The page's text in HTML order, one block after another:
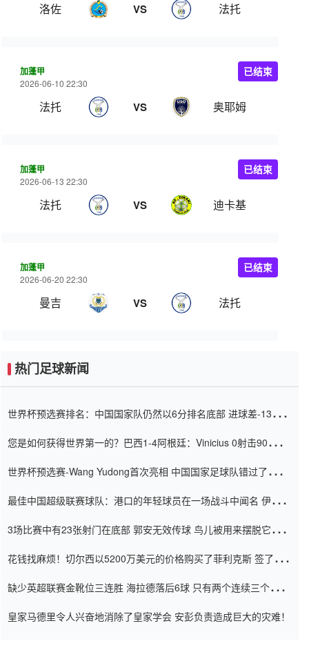
洛佐 VS 法托
加蓬甲
2026-06-10 22:30
法托 VS 奥耶姆
已结束
加蓬甲
2026-06-13 22:30
法托 VS 迪卡基
已结束
加蓬甲
2026-06-20 22:30
曼吉 VS 法托
已结束
热门足球新闻
世界杯预选赛排名：中国国家队仍然以6分排名底部 进球差-13令人
您是如何获得世界第一的？巴西1-4阿根廷：Vinicius 0射击90分钟
世界杯预选赛-Wang Yudong首次亮相 中国国家足球队错过了世界
最佳中国超级联赛球队：港口的年轻球员在一场战斗中闻名 伊万放
3场比赛中有23张射门在底部 郭安无效传球 鸟儿被用来摆脱它
花钱找麻烦！切尔西以5200万美元的价格购买了菲利克斯 签了7年
缺少英超联赛金靴位三连胜 海拉德落后6球 只有两个连续三个连续
皇家马德里令人兴奋地消除了皇家学会 安彭负责造成巨大的灾难！